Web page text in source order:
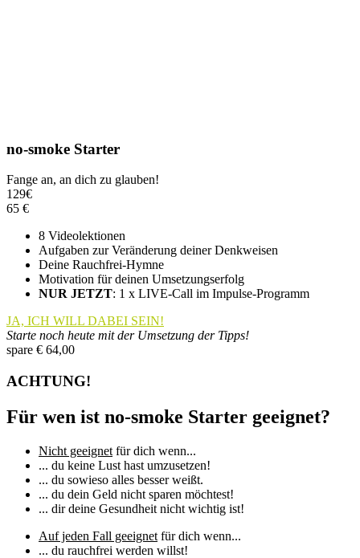
no-smoke Starter
Fange an, an dich zu glauben!
129€
65 €
8 Videolektionen
Aufgaben zur Veränderung deiner Denkweisen
Deine Rauchfrei-Hymne
Motivation für deinen Umsetzungserfolg
NUR JETZT: 1 x LIVE-Call im Impulse-Programm
JA, ICH WILL DABEI SEIN!
Starte noch heute mit der Umsetzung der Tipps!
spare € 64,00
ACHTUNG!
Für wen ist no-smoke Starter geeignet?
Nicht geeignet für dich wenn...
... du keine Lust hast umzusetzen!
... du sowieso alles besser weißt.
... du dein Geld nicht sparen möchtest!
... dir deine Gesundheit nicht wichtig ist!
Auf jeden Fall geeignet für dich wenn...
... du rauchfrei werden willst!